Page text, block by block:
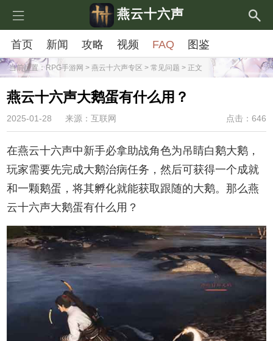
燕云十六声
首页 新闻 攻略 视频 FAQ 图鉴
当前位置：RPG手游网 > 燕云十六声专区 > 常见问题 > 正文
燕云十六声大鹅蛋有什么用？
2025-01-28 来源：互联网 点击：646
在燕云十六声中新手必拿助战角色为吊睛白鹅大鹅，
玩家需要先完成大鹅治病任务，然后可获得一个成就
和一颗鹅蛋，将其孵化就能获取跟随的大鹅。那么燕
云十六声大鹅蛋有什么用？